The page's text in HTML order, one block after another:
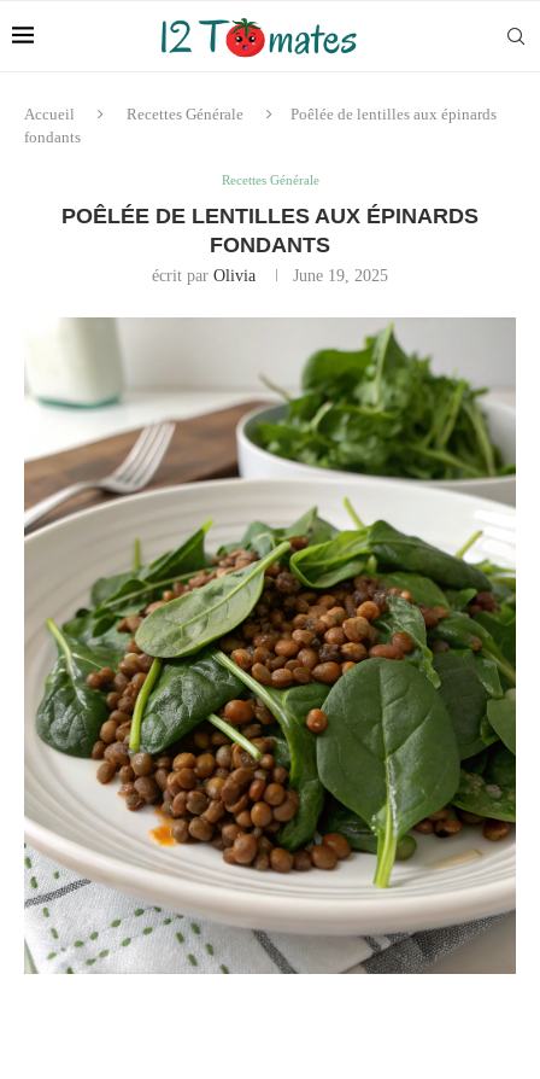
Accueil Recettes Générale
Poêlée de lentilles aux épinards
fondants
Recettes Générale
POÊLÉE DE LENTILLES AUX ÉPINARDS
FONDANTS
écrit par Olivia June 19, 2025